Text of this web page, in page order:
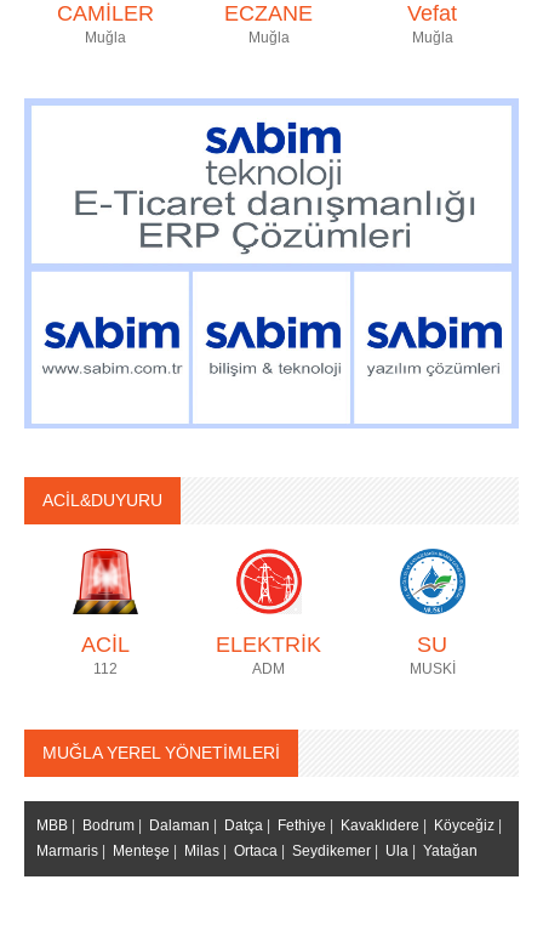
CAMİLER
Muğla
ECZANE
Muğla
Vefat
Muğla
ACİL&DUYURU
ACİL
112
ELEKTRİK
ADM
SU
MUSKİ
MUĞLA YEREL YÖNETİMLERİ
MBB Bodrum Dalaman Datça Fethiye Kavaklıdere Köyceğiz
Marmaris
Menteşe Milas Ortaca Seydikemer Ula Yatağan